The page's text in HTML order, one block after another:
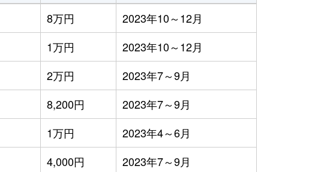
8万円
2023年10～12月
1万円
2023年10～12月
2万円
2023年7～9月
8,200円
2023年7～9月
1万円
2023年4～6月
4,000円
2023年7～9月